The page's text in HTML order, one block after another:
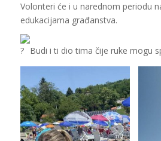
Volonteri će i u narednom periodu
edukacijama građanstva.
Budi i ti dio tima čije ruke mogu